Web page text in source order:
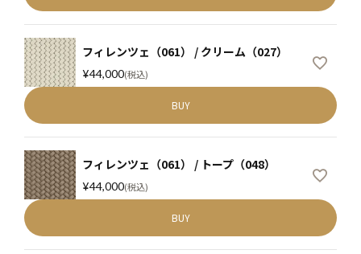
フィレンツェ（061） / クリーム（027）
¥44,000 税込
BUY
フィレンツェ（061） / トープ（048）
¥44,000 税込
BUY